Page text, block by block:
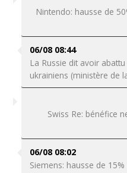
Nintendo: hausse de
06/08 08:44
La Russie dit avoir
ukrainiens (ministère de
Swiss Re: bénéfice
06/08 08:02
Siemens: hausse de